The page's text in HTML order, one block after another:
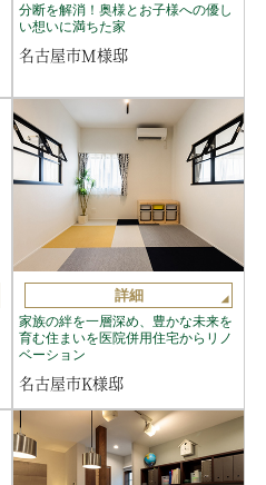
分断を解消！奥様とお子様への優し
い想いに満ちた家
名古屋市M様邸
詳細
家族の絆を一層深め、豊かな未来を
育む住まいを医院併用住宅からリノ
ベーション
名古屋市K様邸